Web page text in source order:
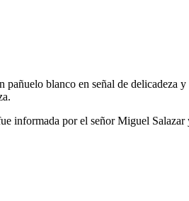
blanco en señal de delicadeza
informada por el señor Miguel